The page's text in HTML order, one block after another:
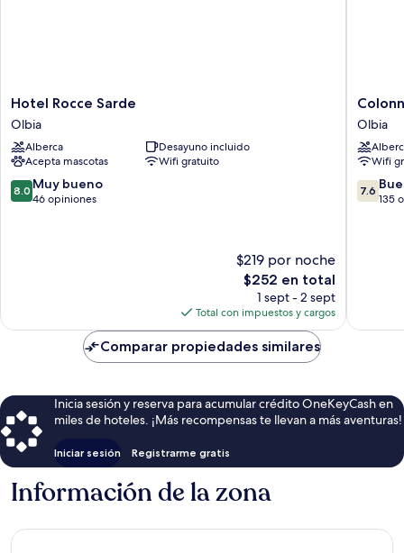
Hotel
Rocce
Sarde
Olbia
Hotel Rocce Sarde
Olbia
Alberca
Desayuno incluido
Acepta mascotas
Wifi gratuito
8.0
de
8.0 Muy bueno
46 opiniones
$219 por noche
El
precio
actual
es
de
$252
$252 en total
1 sept - 2 sept
Total con impuestos y cargos
Colonna
Hotel
Du
Golf
Olbia
Olbia
Wifi
7.6
de
7.6
135
Comparar propiedades similares
Inicia sesión y reserva para acumular crédito OneKeyCash en
miles de hoteles. ¡Más recompensas te llevan a más aventuras!
Iniciar sesión Registrarme gratis
Información de la zona